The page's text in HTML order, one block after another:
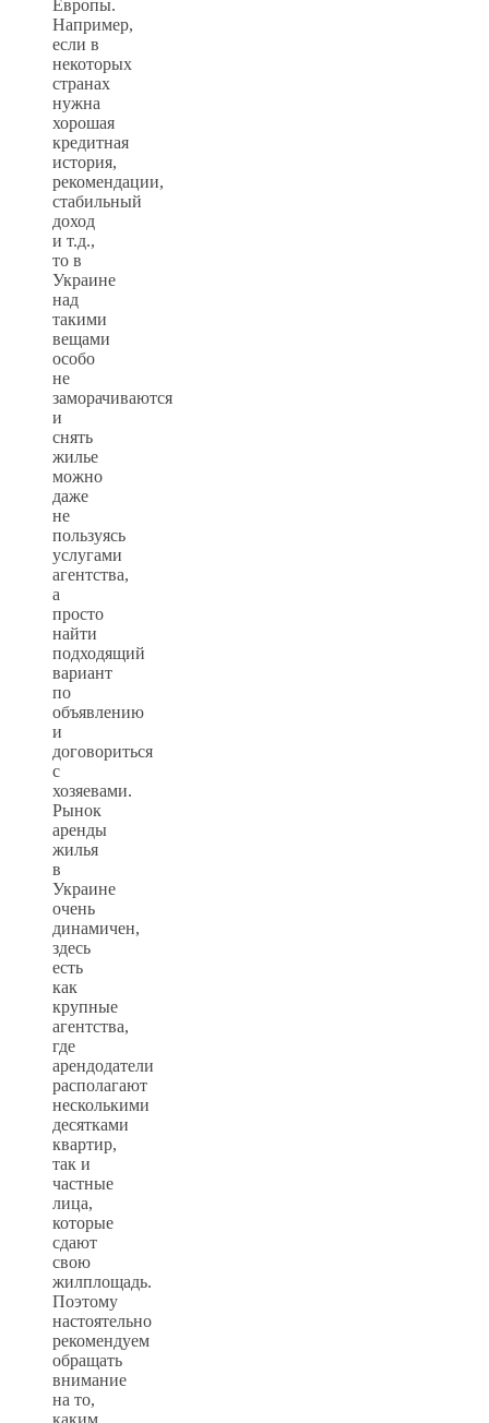
Европы.
Например,
если в
некоторых
странах
нужна
хорошая
кредитная
история,
рекомендации,
стабильный
доход
и т.д.,
то в
Украине
над
такими
вещами
особо
не
заморачиваются
и
снять
жилье
можно
даже
не
пользуясь
услугами
агентства,
а
просто
найти
подходящий
вариант
по
объявлению
и
договориться
с
хозяевами.
Рынок
аренды
жилья
в
Украине
очень
динамичен,
здесь
есть
как
крупные
агентства,
где
арендодатели
располагают
несколькими
десятками
квартир,
так и
частные
лица,
которые
сдают
свою
жилплощадь.
Поэтому
настоятельно
рекомендуем
обращать
внимание
на то,
каким